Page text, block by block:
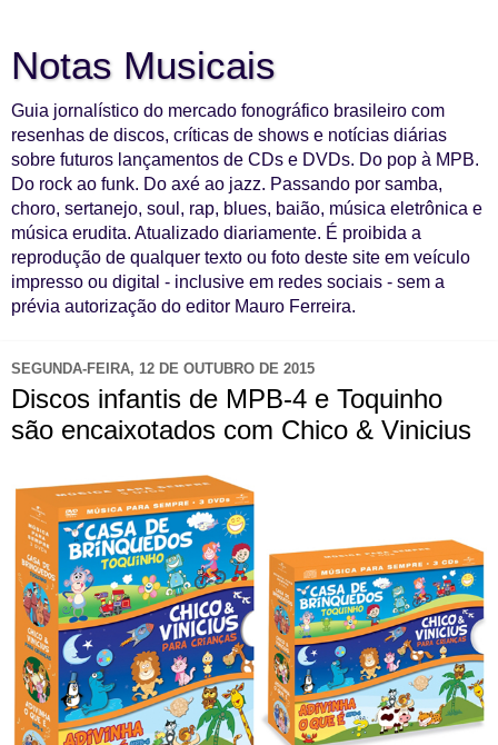
Notas Musicais
Guia jornalístico do mercado fonográfico brasileiro com
resenhas de discos, críticas de shows e notícias diárias
sobre futuros lançamentos de CDs e DVDs. Do pop à MPB.
Do rock ao funk. Do axé ao jazz. Passando por samba,
choro, sertanejo, soul, rap, blues, baião, música eletrônica e
música erudita. Atualizado diariamente. É proibida a
reprodução de qualquer texto ou foto deste site em veículo
impresso ou digital - inclusive em redes sociais - sem a
prévia autorização do editor Mauro Ferreira.
SEGUNDA-FEIRA, 12 DE OUTUBRO DE 2015
Discos infantis de MPB-4 e Toquinho
são encaixotados com Chico & Vinicius